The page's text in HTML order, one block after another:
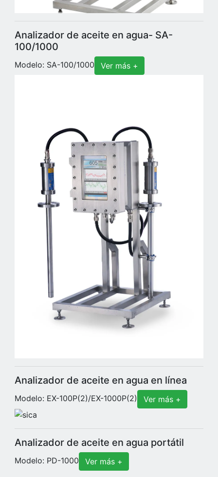
Analizador de aceite en agua- SA-
100/1000
Modelo: SA-100/1000 Ver más +
Analizador de aceite en agua en línea
Modelo: EX-100P(2)/EX-1000P(2) Ver más +
Analizador de aceite en agua portátil
Modelo: PD-1000 Ver más +